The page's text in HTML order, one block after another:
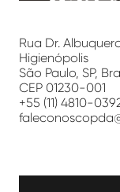
Artes
Rua Dr.
Higienópolis
São Paulo, SP,
CEP 01230-001
+55 (11) 4810-